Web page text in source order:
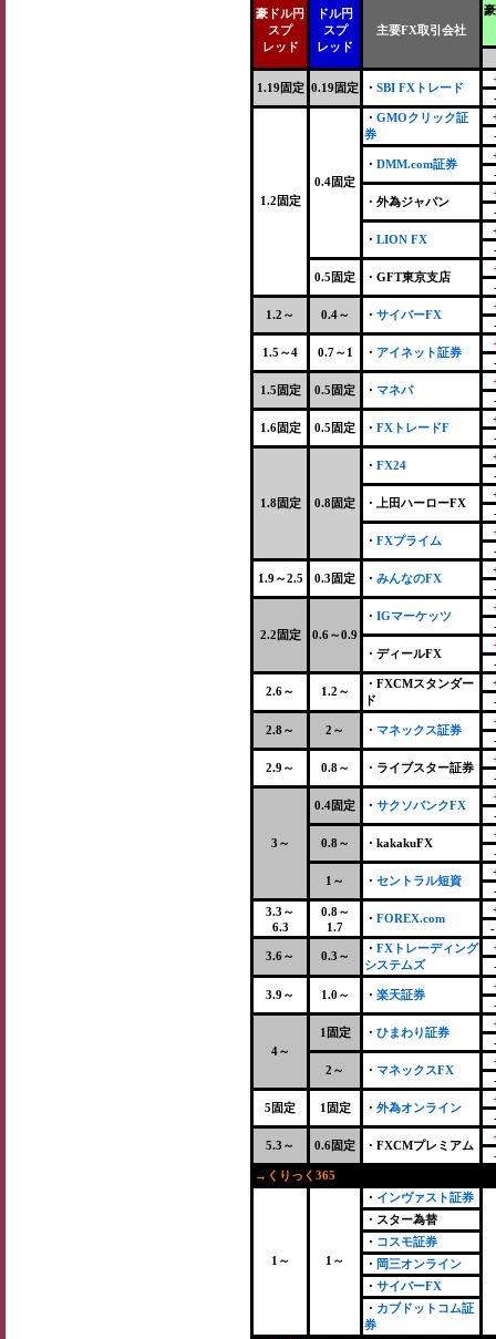
豪ドル円
スプ
レッド
ドル円
スプ
レッド
主要FX取引会社
1.19固定 0.19固定 ・ SBI FXトレード
1.2固定
0.4固定
・ GMOクリック証
券
・ DMM.com証券
・外為ジャパン
・ LION FX
0.5固定 ・GFT東京支店
1.2～ 0.4～ ・ サイバーFX
1.5～4 0.7～1 ・ アイネット証券
1.5固定 0.5固定 ・ マネパ
1.6固定 0.5固定 ・ FXトレードF
1.8固定 0.8固定
・ FX24
・上田ハーローFX
・ FXプライム
1.9～2.5 0.3固定 ・ みんなのFX
2.2固定 0.6～0.9
・ IGマーケッツ
・ディールFX
2.6～ 1.2～
・FXCMスタンダー
ド
2.8～ 2～ ・ マネックス証券
2.9～ 0.8～ ・ライブスター証券
3～
0.4固定 ・ サクソバンクFX
0.8～ ・kakakuFX
1～ ・ セントラル短資
3.3～
6.3
0.8～
1.7
・ FOREX.com
3.6～ 0.3～
・ FXトレーディング
システムズ
3.9～ 1.0～ ・ 楽天証券
4～
1固定 ・ ひまわり証券
2～ ・ マネックスFX
5固定 1固定 ・ 外為オンライン
5.3～ 0.6固定 ・FXCMプレミアム
→くりっく365
1～ 1～
・ インヴァスト証券
・スター為替
・ コスモ証券
・ 岡三オンライン
・ サイバーFX
・ カブドットコム証
券